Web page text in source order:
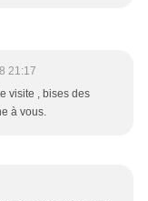
21:17
visite , bises des
à vous.